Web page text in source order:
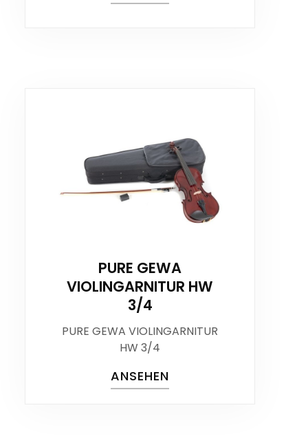
PURE GEWA
VIOLINGARNITUR HW
3/4
PURE GEWA VIOLINGARNITUR
HW 3/4
ANSEHEN